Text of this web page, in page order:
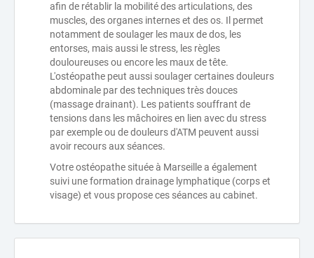
afin de rétablir la mobilité des articulations, des
muscles, des organes internes et des os. Il permet
notamment de soulager les maux de dos, les
entorses, mais aussi le stress, les règles
douloureuses ou encore les maux de tête.
L'ostéopathe peut aussi soulager certaines douleurs
abdominale par des techniques très douces
(massage drainant). Les patients souffrant de
tensions dans les mâchoires en lien avec du stress
par exemple ou de douleurs d'ATM peuvent aussi
avoir recours aux séances.
Votre ostéopathe située à Marseille a également
suivi une formation drainage lymphatique (corps et
visage) et vous propose ces séances au cabinet.